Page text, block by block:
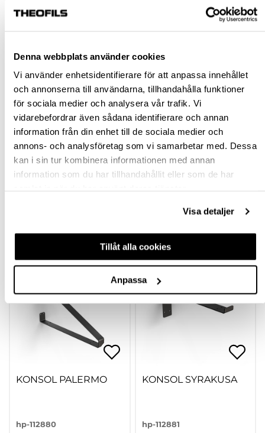
Denna webbplats använder cookies
Vi använder enhetsidentifierare för att anpassa innehållet
och annonserna till användarna, tillhandahålla funktioner
för sociala medier och analysera vår trafik. Vi
vidarebefordrar även sådana identifierare och annan
information från din enhet till de sociala medier och
annons- och analysföretag som vi samarbetar med. Dessa
kan i sin tur kombinera informationen med annan
information som du har tillhandahållit eller som de har
Visa detaljer
Tillåt alla cookies
Anpassa
KONSOL HABO 198
hp-22962
Från 45,30 kr
Köp
KONSOL KORFU
hp-79438
Från 348,75 kr
Finns fler varianter
Köp
KONSOL PALERMO
hp-112880
KONSOL SYRAKUSA
hp-112881